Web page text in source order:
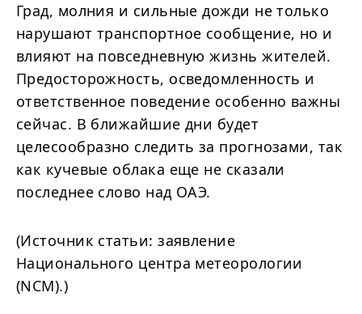
Град, молния и сильные дожди не только
нарушают транспортное сообщение, но и
влияют на повседневную жизнь жителей.
Предосторожность, осведомленность и
ответственное поведение особенно важны
сейчас. В ближайшие дни будет
целесообразно следить за прогнозами, так
как кучевые облака еще не сказали
последнее слово над ОАЭ.
(Источник статьи: заявление
Национального центра метеорологии
(NCM).)